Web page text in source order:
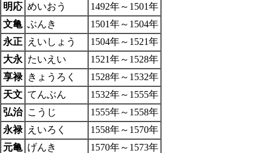
明応 めいおう
1492年～1501年
文亀 ぶんき
1501年～1504年
永正
えいしょう
1504年～1521年
大永 たいえい
1521年～1528年
享禄 きょうろく
1528年～1532年
天文 てんぶん
1532年～1555年
弘治 こうじ
1555年～1558年
永禄
えいろく
1558年～1570年
元亀 げんき 1570年～1573年